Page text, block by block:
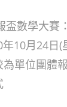
盃數學大賽：
10月24日(
單位團體